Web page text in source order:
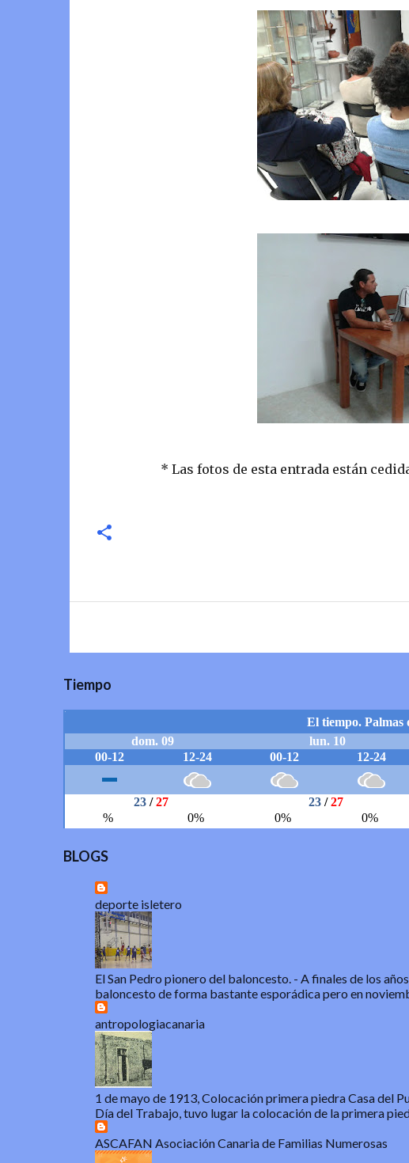
* Las fotos de esta entrada están
Tiempo
BLOGS
deporte isletero
El San Pedro pionero del baloncesto. - A finales de los
baloncesto de forma bastante esporádica pero en
antropologiacanaria
1 de mayo de 1913, Colocación primera piedra Casa del
Día del Trabajo, tuvo lugar la colocación de la primera
ASCAFAN Asociación Canaria de Familias Numerosas